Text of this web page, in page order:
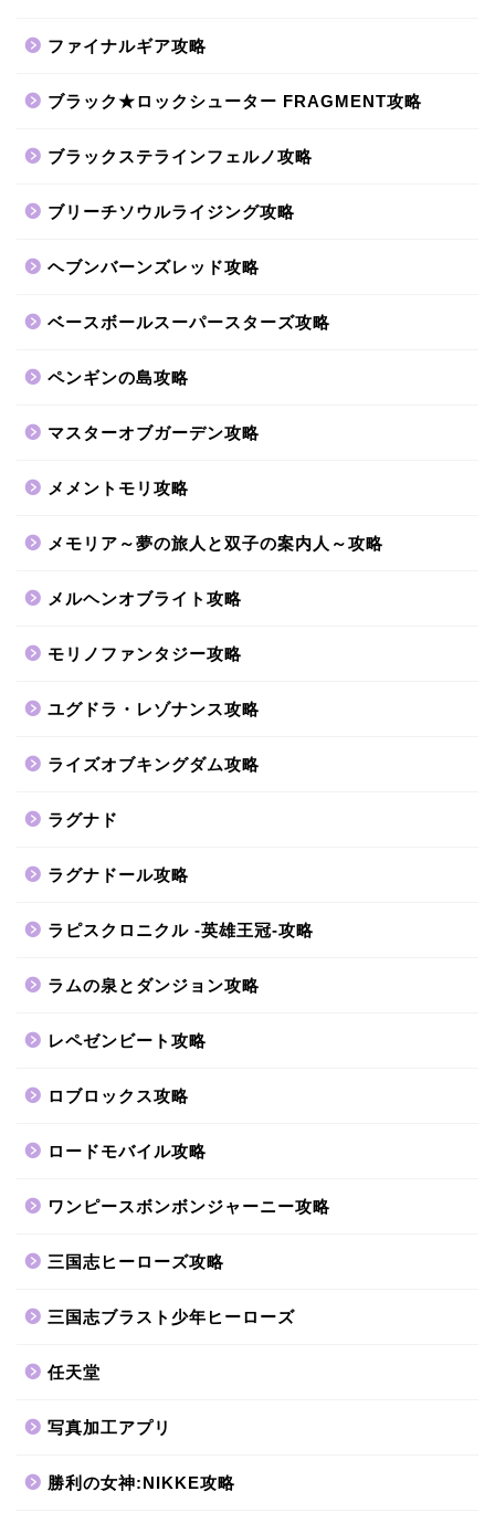
ファイナルギア攻略
ブラック★ロックシューター FRAGMENT攻略
ブラックステラインフェルノ攻略
ブリーチソウルライジング攻略
ヘブンバーンズレッド攻略
ベースボールスーパースターズ攻略
ペンギンの島攻略
マスターオブガーデン攻略
メメントモリ攻略
メモリア～夢の旅人と双子の案内人～攻略
メルヘンオブライト攻略
モリノファンタジー攻略
ユグドラ・レゾナンス攻略
ライズオブキングダム攻略
ラグナド
ラグナドール攻略
ラピスクロニクル -英雄王冠-攻略
ラムの泉とダンジョン攻略
レペゼンビート攻略
ロブロックス攻略
ロードモバイル攻略
ワンピースボンボンジャーニー攻略
三国志ヒーローズ攻略
三国志ブラスト少年ヒーローズ
任天堂
写真加工アプリ
勝利の女神:NIKKE攻略